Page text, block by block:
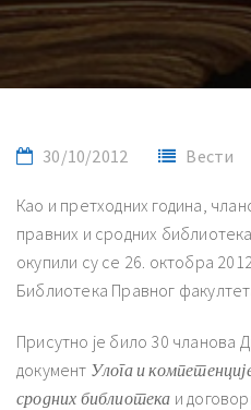
30/10/2012 Вести
Као и претходних година,
правних и сродних
окупили су се 26. октобра
Библиотека Правног
Присутно је било 30 чланова
документ Улога и
сродних библиотека и